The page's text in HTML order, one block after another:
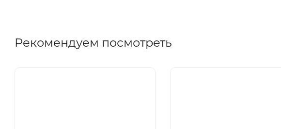
Рекомендуем посмотреть